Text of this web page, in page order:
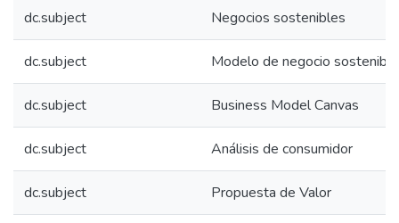
dc.subject Negocios sostenibles
dc.subject Modelo de negocio sostenible
dc.subject Business Model Canvas
dc.subject Análisis de consumidor
dc.subject Propuesta de Valor